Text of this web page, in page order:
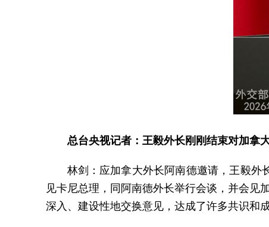
总台央视记者：王毅外长刚刚结束对加拿
林剑：应加拿大外长阿南德邀请，王毅外
见卡尼总理，同阿南德外长举行会谈，并会见
深入、建设性地交换意见，达成了许多共识和成